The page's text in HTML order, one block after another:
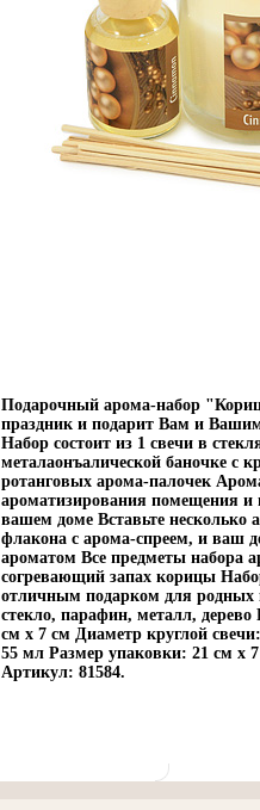
Подарочный арома-набор
праздник и подарит Вам и
Набор состоит из 1 свечи в
металаонъалической баночке с
ротанговых арома-палочек
ароматизирования помещения и
вашем доме Вставьте несколько
флакона с арома-спреем, и ваш
ароматом Все предметы набора
согревающий запах корицы
отличным подарком для родных
стекло, парафин, металл,
см х 7 см Диаметр круглой
55 мл Размер упаковки: 21 см х
Артикул: 81584.